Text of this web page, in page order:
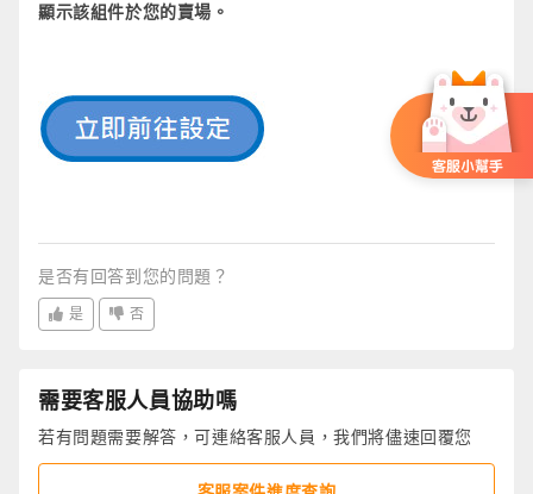
顯示該組件於您的賣場。
是否有回答到您的問題？
是 否
需要客服人員協助嗎
若有問題需要解答，可連絡客服人員，我們將儘速回覆您